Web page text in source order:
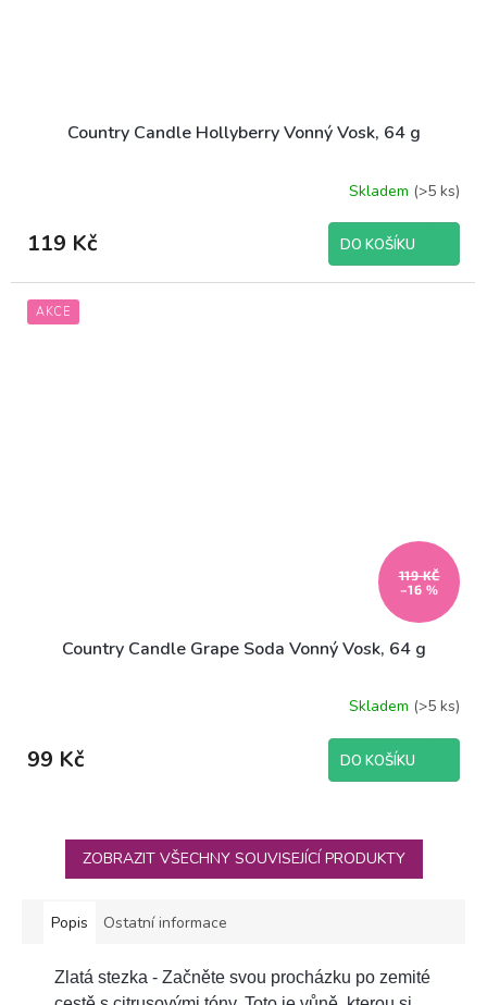
Country Candle Hollyberry Vonný Vosk, 64 g
Skladem (>5 ks)
119 Kč DO KOŠÍKU
AKCE
119 KČ
–16 %
Country Candle Grape Soda Vonný Vosk, 64 g
produktu
je
hvězdiček.
Skladem (>5 ks)
99 Kč DO KOŠÍKU
ZOBRAZIT VŠECHNY SOUVISEJÍCÍ PRODUKTY
Popis Ostatní informace
Zlatá stezka - Začněte svou procházku po zemité